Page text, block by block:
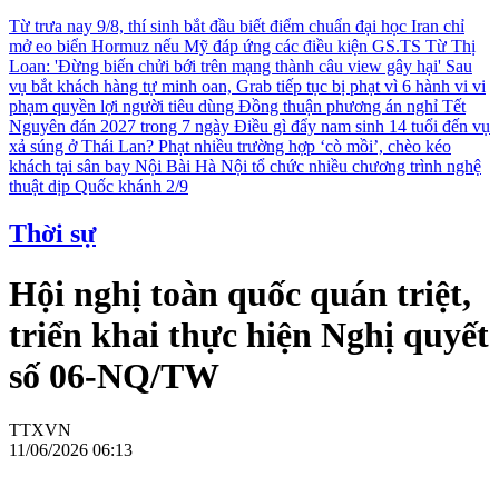
Từ trưa nay 9/8, thí sinh bắt đầu biết điểm chuẩn đại học Iran chỉ
mở eo biển Hormuz nếu Mỹ đáp ứng các điều kiện GS.TS Từ Thị
Loan: 'Đừng biến chửi bới trên mạng thành câu view gây hại' Sau
vụ bắt khách hàng tự minh oan, Grab tiếp tục bị phạt vì 6 hành vi vi
phạm quyền lợi người tiêu dùng Đồng thuận phương án nghỉ Tết
Nguyên đán 2027 trong 7 ngày Điều gì đẩy nam sinh 14 tuổi đến vụ
xả súng ở Thái Lan? Phạt nhiều trường hợp ‘cò mồi’, chèo kéo
khách tại sân bay Nội Bài Hà Nội tổ chức nhiều chương trình nghệ
thuật dịp Quốc khánh 2/9
Thời sự
Hội nghị toàn quốc quán triệt,
triển khai thực hiện Nghị quyết
số 06-NQ/TW
TTXVN
11/06/2026 06:13